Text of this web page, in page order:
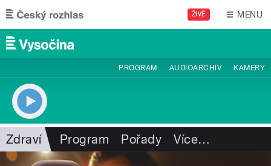
Přejít k hlavnímu obsahu
ŽIVĚ MENU
PROGRAM AUDIOARCHIV KAMERY
Zdraví Program Pořady Více…